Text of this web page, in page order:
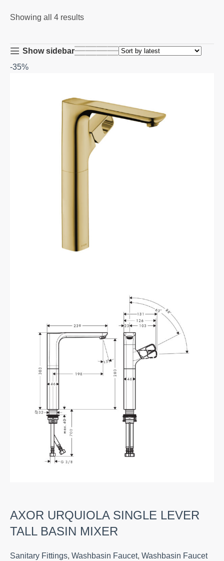
Showing all 4 results
Show sidebar
-35%
AXOR URQUIOLA SINGLE LEVER
TALL BASIN MIXER
Sanitary Fittings, Washbasin Faucet, Washbasin Faucet